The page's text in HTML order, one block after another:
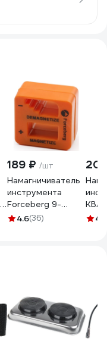
189 ₽ /шт
Намагничиватель
инструмента
Forceberg 9-
4020012F
4.6(36) 4